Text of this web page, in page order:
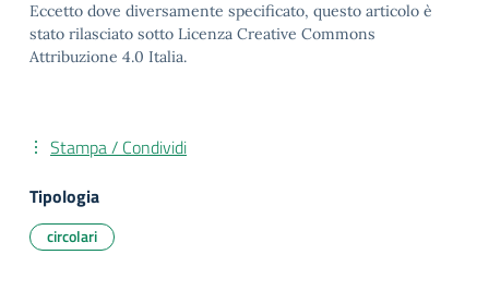
Eccetto dove diversamente specificato, questo articolo è
stato rilasciato sotto Licenza Creative Commons
Attribuzione 4.0 Italia.
Stampa / Condividi
Tipologia
circolari